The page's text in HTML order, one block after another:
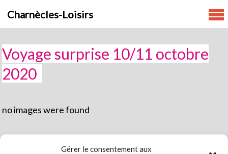
Gérer le consentement aux
Charnècles-Loisirs
Voyage surprise 10/11 octobre
2020
no images were found